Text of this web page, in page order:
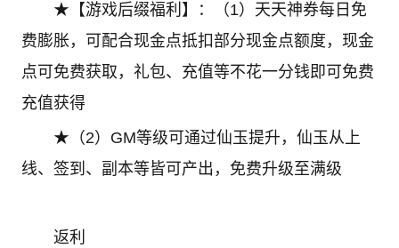
★【游戏后缀福利】：（1）天天神券每日免
费膨胀，可配合现金点抵扣部分现金点额度，现金
点可免费获取，礼包、充值等不花一分钱即可免费
充值获得
★（2）GM等级可通过仙玉提升，仙玉从上
线、签到、副本等皆可产出，免费升级至满级
返利